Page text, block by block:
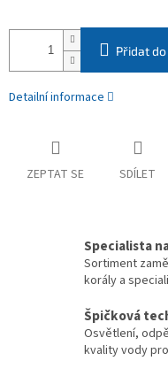
Přidat
Detailní informace
ZEPTAT SE SDÍLET
Specialista
Sortiment
korály a
Špičková
Osvětlení,
kvality vody